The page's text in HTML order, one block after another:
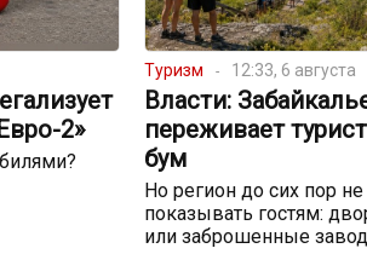
2»
Туризм 12:33, 6 августа
Власти:
переживает
бум
Но регион до сих пор
показывать гостям:
или заброшенные